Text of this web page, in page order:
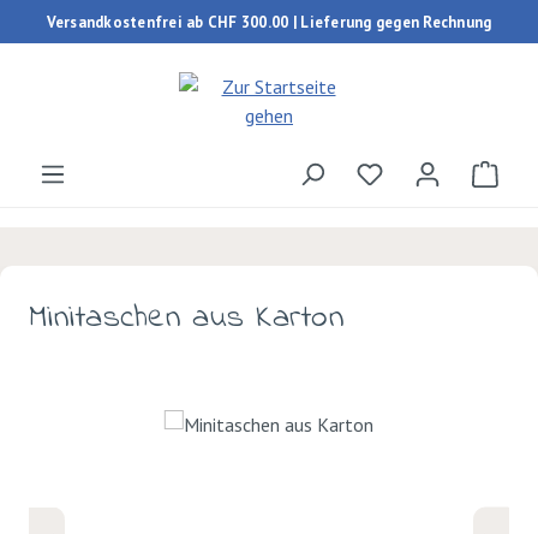
Zum Hauptinhalt springen
Versandkostenfrei ab CHF 300.00 | Lieferung gegen Rechnung
Du hast 0
Minitaschen aus Karton
Bildergalerie überspringen